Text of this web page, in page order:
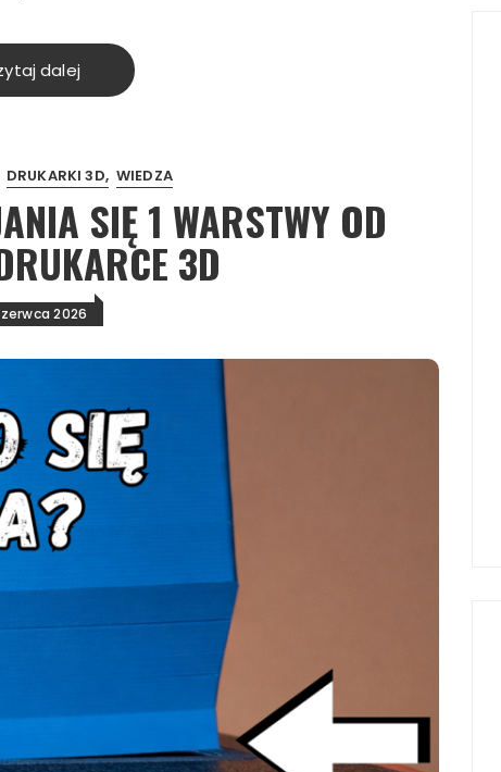
dalej
DRUKARKI 3D WIEDZA
SIĘ 1 WARSTWY OD
3D
2026